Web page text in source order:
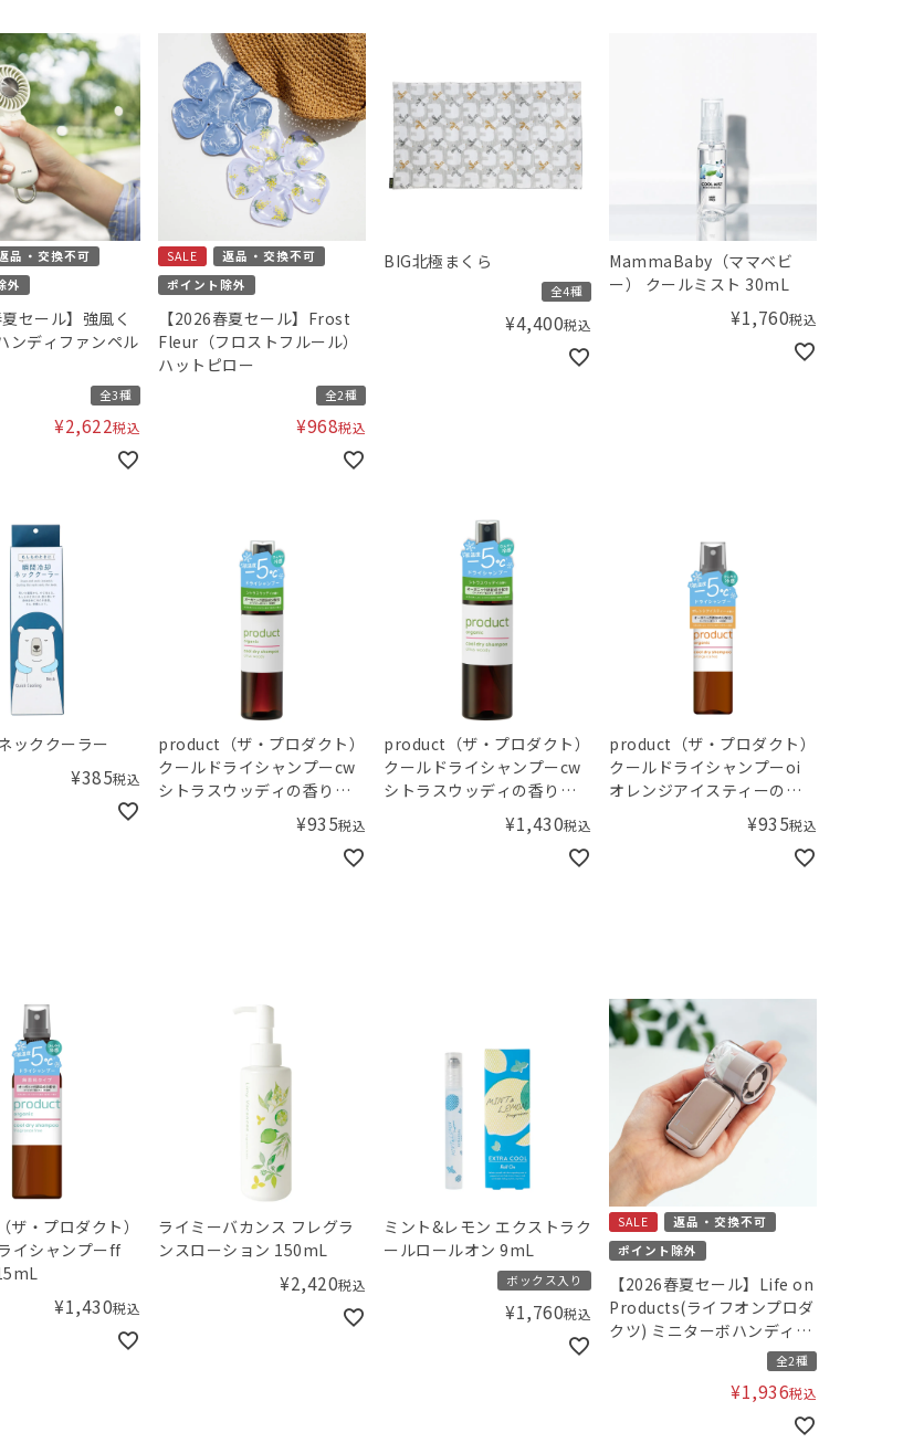
品・交換不可
外
夏セール】強風く
ンディファンペル
全3種
¥2,622税込
SALE
返品・交換不可
ポイント除外
【2026春夏セール】Frost
Fleur（フロストフルール）
ハットピロー
全2種
¥968税込
BIG北極まくら
全4種
¥4,400税込
MammaBaby（ママベビ
ー） クールミスト 30mL
¥1,760税込
ッククーラー
¥385税込
product（ザ・プロダクト）
クールドライシャンプーcw
シトラスウッディの香り
¥935税込
product（ザ・プロダクト）
クールドライシャンプーcw
シトラスウッディの香り
¥1,430税込
product（ザ・プロダクト）
クールドライシャンプーoi
オレンジアイスティーの香
¥935税込
・プロダクト）
イシャンプーff
¥1,430税込
ライミーバカンス フレグラ
ンスローション 150mL
¥2,420税込
ミント&レモン エクストラク
ールロールオン 9mL
ボックス入り
¥1,760税込
SALE
返品・交換不可
ポイント除外
【2026春夏セール】Life on
Products(ライフオンプロダ
クツ) ミニターボハンディフ
全2種
¥1,936税込